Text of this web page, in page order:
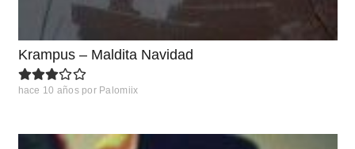
Krampus – Maldita Navidad
hace 10 años por Palomiix